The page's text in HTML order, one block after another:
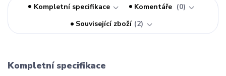
Kompletní specifikace Komentáře
0
Související zboží 2
Kompletní specifikace